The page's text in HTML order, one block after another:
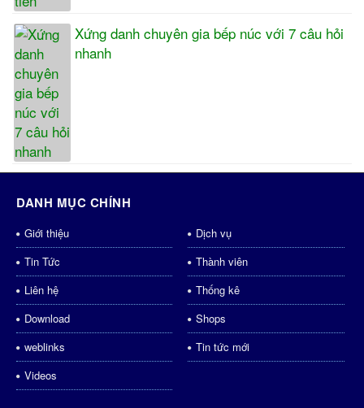
Xứng danh chuyên gia bếp núc với 7 câu hỏi
nhanh
DANH MỤC CHÍNH
Giới thiệu
Dịch vụ
Tin Tức
Thành viên
Liên hệ
Thống kê
Download
Shops
weblinks
Tin tức mới
Videos